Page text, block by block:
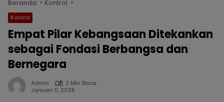
Beranda Kontrol
Kontrol
Empat Pilar Kebangsaan Ditekankan
sebagai Fondasi Berbangsa dan
Bernegara
Admin
2 Min Baca
Januari 11, 2025